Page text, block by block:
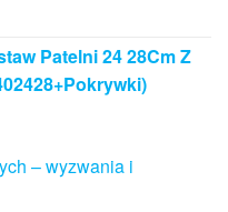
Patelni 24 28Cm Z
– wyzwania i